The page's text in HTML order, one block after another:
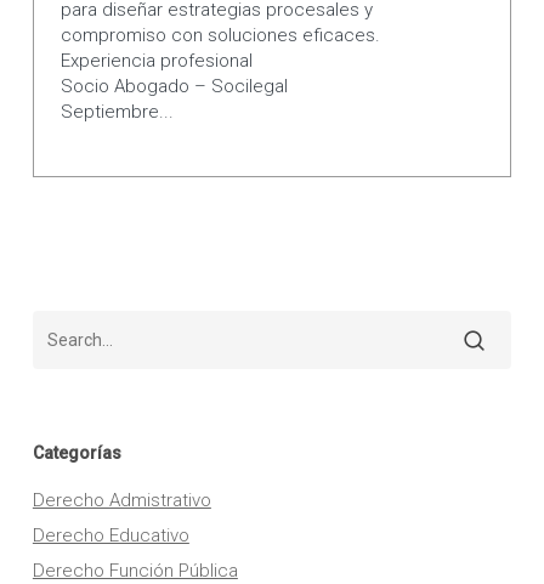
para diseñar estrategias procesales y
compromiso con soluciones eficaces.
Experiencia profesional
Socio Abogado – Socilegal
Septiembre...
Categorías
Derecho Admistrativo
Derecho Educativo
Derecho Función Pública